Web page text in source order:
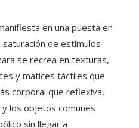
en una puesta en
de estímulos
se recrea en texturas,
y matices táctiles que
corporal que reflexiva,
los objetos comunes
sin llegar a